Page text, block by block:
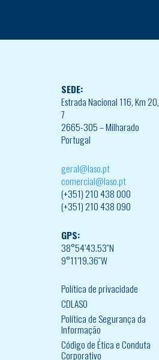
SEDE:
Estrada Nacional 116, Km 20,
7
2665-305 – Milharado
Portugal
geral@laso.pt
comercial@laso.pt
(+351) 210 438 000
(+351) 210 438 090
GPS:
38°54’43.53″N
9°11’19.36″W
Política de privacidade
CDLASO
Política de Segurança da
Informação
Código de Ética e Conduta
Corporativo